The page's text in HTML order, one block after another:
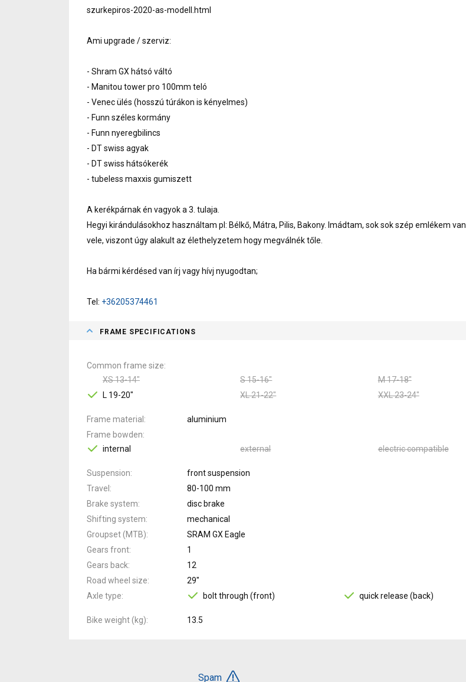
szurkepiros-2020-as-modell.html
Ami upgrade / szerviz:
- Shram GX hátsó váltó
- Manitou tower pro 100mm teló
- Venec ülés (hosszú túrákon is kényelmes)
- Funn széles kormány
- Funn nyeregbilincs
- DT swiss agyak
- DT swiss hátsókerék
- tubeless maxxis gumiszett
A kerékpárnak én vagyok a 3. tulaja.
Hegyi kirándulásokhoz használtam pl: Bélkő, Mátra, Pilis, Bakony. Imádtam, sok sok szép emlékem van
vele, viszont úgy alakult az élethelyzetem hogy megválnék tőle.
Ha bármi kérdésed van írj vagy hívj nyugodtan;
Tel: +36205374461
FRAME SPECIFICATIONS
Common frame size
XS 13-14"
S 15-16"
M 17-18"
L 19-20"
XL 21-22" XXL 23-24"
Frame material
aluminium
Frame bowden
internal
external electric compatible
Suspension
front suspension
Travel
80-100 mm
Brake system
disc brake
Shifting system
mechanical
Groupset (MTB)
SRAM GX Eagle
Gears front
1
Gears back
12
Road wheel size
29"
Axle type
bolt through (front) quick release (back)
Bike weight (kg) 13.5
Spam